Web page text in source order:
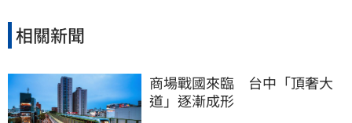
相關新聞
商場戰國來臨　台中「頂奢大
道」逐漸成形